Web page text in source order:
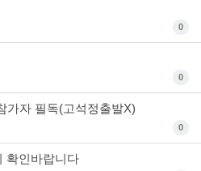
0
0
가자 필독(고석정출발X)
0
확인바랍니다